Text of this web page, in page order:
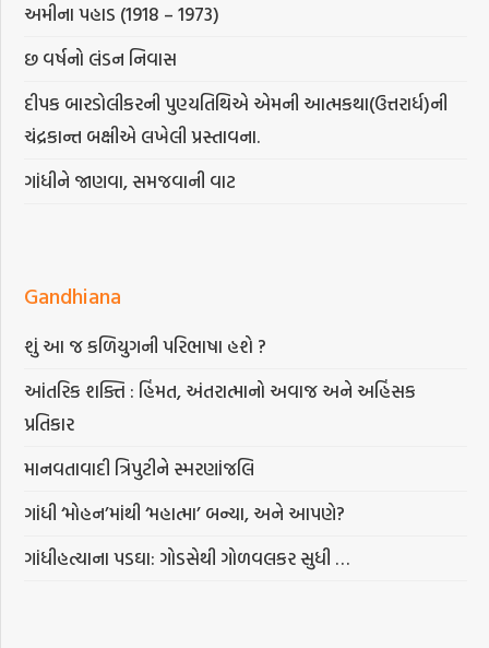
અમીના પહાડ (1918 – 1973)
છ વર્ષનો લંડન નિવાસ
દીપક બારડોલીકરની પુણ્યતિથિએ એમની આત્મકથા(ઉત્તરાર્ધ)ની
ચંદ્રકાન્ત બક્ષીએ લખેલી પ્રસ્તાવના.
ગાંધીને જાણવા, સમજવાની વાટ
Gandhiana
શું આ જ કળિયુગની પરિભાષા હશે ?
આંતરિક શક્તિ : હિંમત, અંતરાત્માનો અવાજ અને અહિંસક
પ્રતિકાર
માનવતાવાદી ત્રિપુટીને સ્મરણાંજલિ
ગાંધી ‘મોહન’માંથી ‘મહાત્મા’ બન્યા, અને આપણે?
ગાંધીહત્યાના પડઘા: ગોડસેથી ગોળવલકર સુધી …